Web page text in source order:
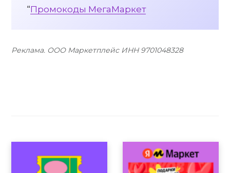
“Промокоды МегаМаркет
Реклама. ООО Маркетплейс ИНН 9701048328